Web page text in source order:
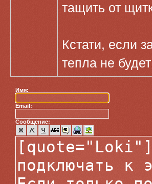
тащить от
Кстати, если
тепла не
Имя:
Email:
Сообщение: